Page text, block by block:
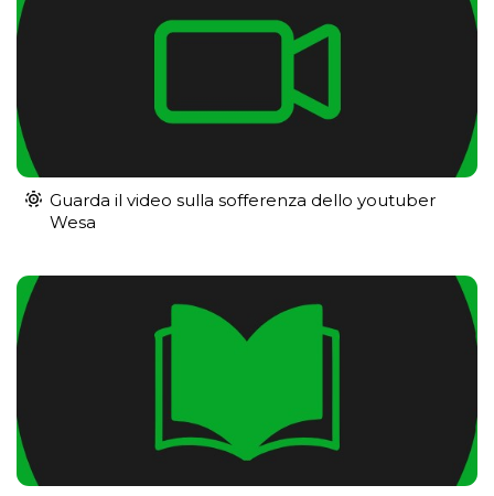
Guarda il video sulla sofferenza dello youtuber
Wesa